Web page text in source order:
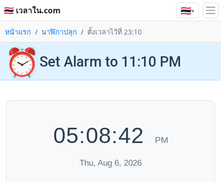
🇹🇭 เวลาใน.com 🇹🇭▾
หน้าแรก นาฬิกาปลุก ตั้งเวลาไว้ที่ 23:10
⏰ Set Alarm to 11:10 PM
05:08:42 PM
Thu, Aug 6, 2026